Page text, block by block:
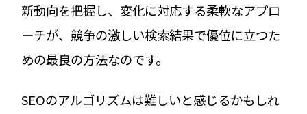
新動向を把握し、変化に対応する柔軟なアプロ
ーチが、競争の激しい検索結果で優位に立つた
めの最良の方法なのです。
SEOのアルゴリズムは難しいと感じるかもしれ